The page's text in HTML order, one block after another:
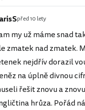
před 10 lety
my už máme snad
zmatek nad zmatek.
nejdřív dorazil
na úplně divnou
řešit znovu a
hrůza. Pořád